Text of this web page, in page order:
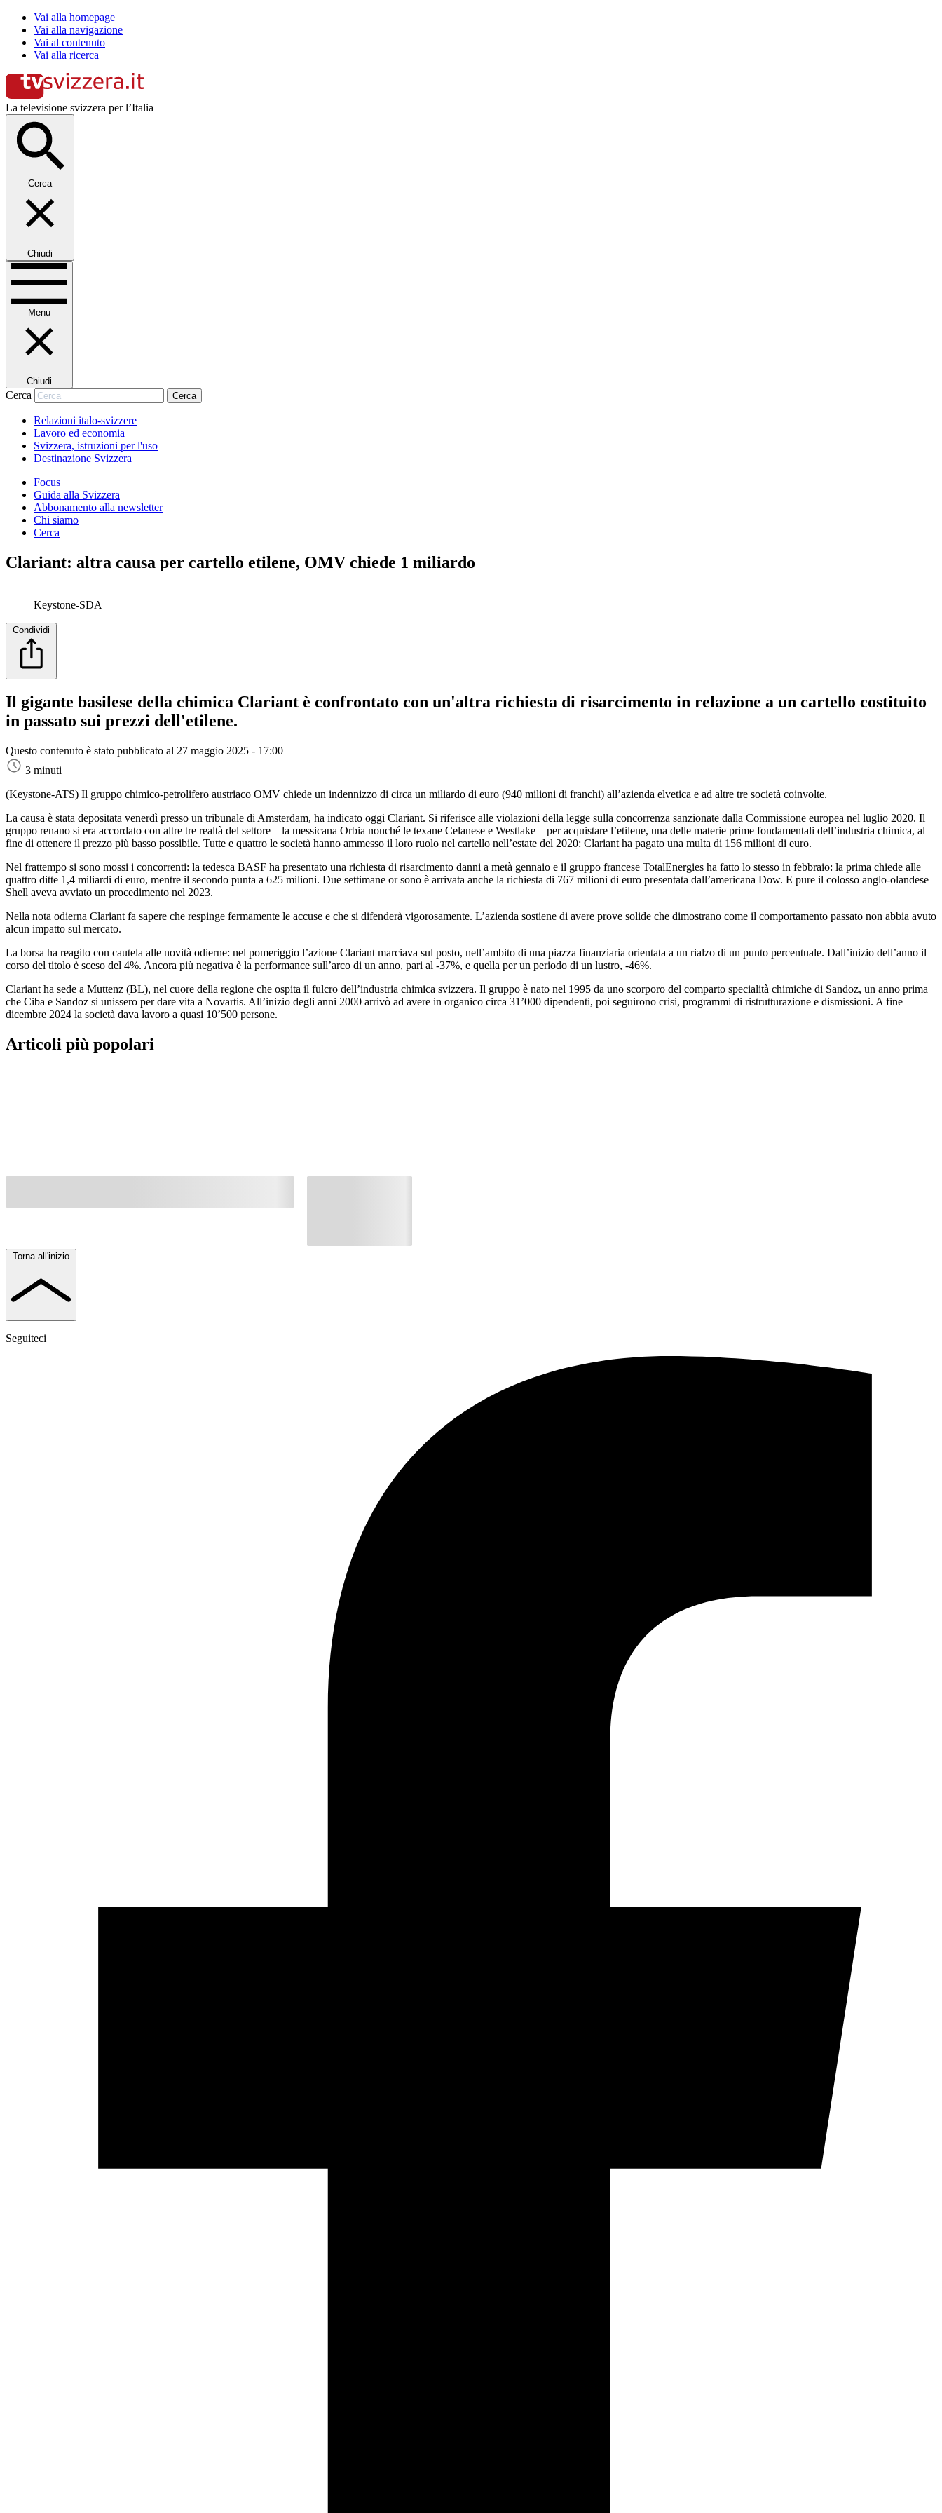
Vai alla homepage
Vai alla navigazione
Vai al contenuto
Vai alla ricerca
La televisione svizzera per l’Italia
Cerca
Chiudi
Menu
Chiudi
Cerca Cerca
Relazioni italo-svizzere
Lavoro ed economia
Svizzera, istruzioni per l'uso
Destinazione Svizzera
Focus
Guida alla Svizzera
Abbonamento alla newsletter
Chi siamo
Cerca
Clariant: altra causa per cartello etilene, OMV chiede 1 miliardo
Keystone-SDA
Condividi
Il gigante basilese della chimica Clariant è confrontato con un'altra richiesta di risarcimento in relazione a un cartello costituito
in passato sui prezzi dell'etilene.
Questo contenuto è stato pubblicato al 27 maggio 2025 - 17:00
3 minuti
(Keystone-ATS) Il gruppo chimico-petrolifero austriaco OMV chiede un indennizzo di circa un miliardo di euro (940 milioni di franchi) all’azienda elvetica e ad altre tre società coinvolte.
La causa è stata depositata venerdì presso un tribunale di Amsterdam, ha indicato oggi Clariant. Si riferisce alle violazioni della legge sulla concorrenza sanzionate dalla Commissione europea nel luglio 2020. Il
gruppo renano si era accordato con altre tre realtà del settore – la messicana Orbia nonché le texane Celanese e Westlake – per acquistare l’etilene, una delle materie prime fondamentali dell’industria chimica, al
fine di ottenere il prezzo più basso possibile. Tutte e quattro le società hanno ammesso il loro ruolo nel cartello nell’estate del 2020: Clariant ha pagato una multa di 156 milioni di euro.
Nel frattempo si sono mossi i concorrenti: la tedesca BASF ha presentato una richiesta di risarcimento danni a metà gennaio e il gruppo francese TotalEnergies ha fatto lo stesso in febbraio: la prima chiede alle
quattro ditte 1,4 miliardi di euro, mentre il secondo punta a 625 milioni. Due settimane or sono è arrivata anche la richiesta di 767 milioni di euro presentata dall’americana Dow. E pure il colosso anglo-olandese
Shell aveva avviato un procedimento nel 2023.
Nella nota odierna Clariant fa sapere che respinge fermamente le accuse e che si difenderà vigorosamente. L’azienda sostiene di avere prove solide che dimostrano come il comportamento passato non abbia avuto
alcun impatto sul mercato.
La borsa ha reagito con cautela alle novità odierne: nel pomeriggio l’azione Clariant marciava sul posto, nell’ambito di una piazza finanziaria orientata a un rialzo di un punto percentuale. Dall’inizio dell’anno il
corso del titolo è sceso del 4%. Ancora più negativa è la performance sull’arco di un anno, pari al -37%, e quella per un periodo di un lustro, -46%.
Clariant ha sede a Muttenz (BL), nel cuore della regione che ospita il fulcro dell’industria chimica svizzera. Il gruppo è nato nel 1995 da uno scorporo del comparto specialità chimiche di Sandoz, un anno prima
che Ciba e Sandoz si unissero per dare vita a Novartis. All’inizio degli anni 2000 arrivò ad avere in organico circa 31’000 dipendenti, poi seguirono crisi, programmi di ristrutturazione e dismissioni. A fine
dicembre 2024 la società dava lavoro a quasi 10’500 persone.
Articoli più popolari
Torna all'inizio
Seguiteci